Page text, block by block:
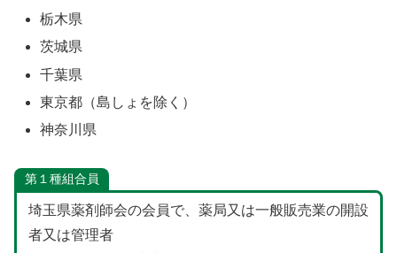
栃木県
茨城県
千葉県
東京都（島しょを除く）
神奈川県
第１種組合員
埼玉県薬剤師会の会員で、薬局又は一般販売業の開設
者又は管理者